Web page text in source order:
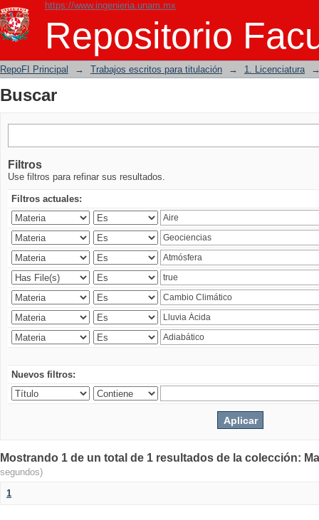
https://www.ingenieria.unam.mx
Repositorio
Buscar
RepoFI Principal → Trabajos escritos para titulación → 1. Licenciatura
Buscar
Filtros
Use filtros para refinar sus resultados.
Filtros actuales:
Nuevos filtros:
Mostrando 1 de un total de 1 resultados de la colección:
segundos)
1